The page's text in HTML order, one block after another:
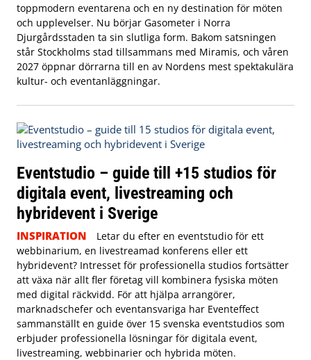
toppmodern eventarena och en ny destination för möten
och upplevelser. Nu börjar Gasometer i Norra
Djurgårdsstaden ta sin slutliga form. Bakom satsningen
står Stockholms stad tillsammans med Miramis, och våren
2027 öppnar dörrarna till en av Nordens mest spektakulära
kultur- och eventanläggningar.
Eventstudio – guide till +15 studios för
digitala event, livestreaming och
hybridevent i Sverige
INSPIRATION
Letar du efter en eventstudio för ett
webbinarium, en livestreamad konferens eller ett
hybridevent? Intresset för professionella studios fortsätter
att växa när allt fler företag vill kombinera fysiska möten
med digital räckvidd. För att hjälpa arrangörer,
marknadschefer och eventansvariga har Eventeffect
sammanställt en guide över 15 svenska eventstudios som
erbjuder professionella lösningar för digitala event,
livestreaming, webbinarier och hybrida möten.